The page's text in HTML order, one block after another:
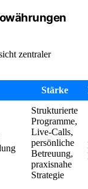
zentraler
Stärke
Strukturierte
Programme,
Live-Calls,
persönliche
Betreuung,
praxisnahe
Strategie